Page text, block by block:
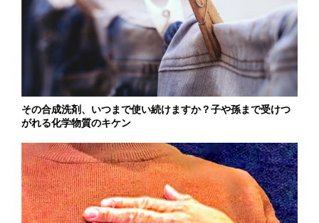
その合成洗剤、いつまで使い続けますか？子や孫まで受けつ
がれる化学物質のキケン